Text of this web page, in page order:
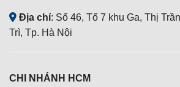
Địa chỉ: Số 46, Tổ 7 khu Ga, Thị
Trì, Tp. Hà Nội
CHI NHÁNH HCM